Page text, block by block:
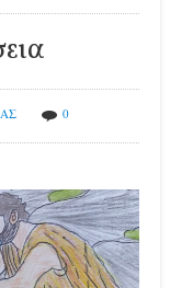
0